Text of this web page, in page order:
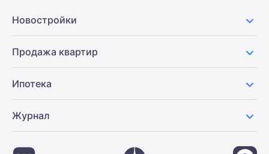
Новостройки
Продажа квартир
Ипотека
Журнал